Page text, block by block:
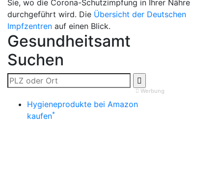
Sie, wo die Corona-Schutzimpfung in Ihrer Nähre
durchgeführt wird. Die Übersicht der Deutschen
Impfzentren auf einen Blick.
Gesundheitsamt
Suchen
Werbung
Hygieneprodukte bei Amazon
kaufen*